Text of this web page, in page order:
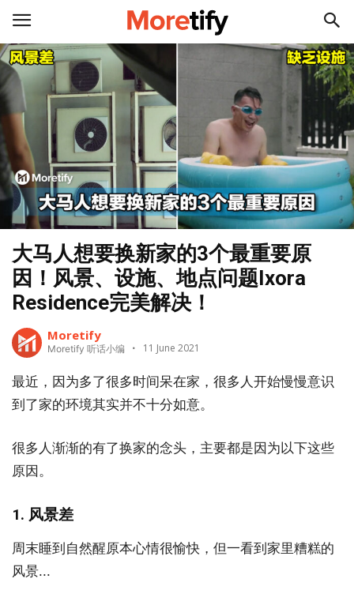
大马人想要换新家的3个最重要原
因！风景、设施、地点问题Ixora
Residence完美解决！
Moretify
Moretify 听话小编 11 June 2021
最近，因为多了很多时间呆在家，很多人开始慢慢意识
到了家的环境其实并不十分如意。
很多人渐渐的有了换家的念头，主要都是因为以下这些
原因。
1. 风景差
周末睡到自然醒原本心情很愉快，但一看到家里糟糕的
风景...